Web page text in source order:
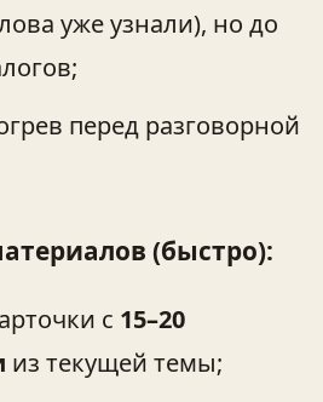
уже узнали), но до
перед разговорной
(быстро):
с 15–20
из текущей темы;